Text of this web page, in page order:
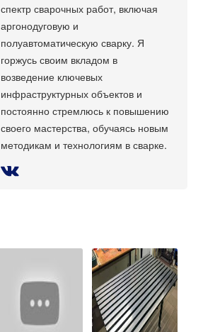
спектр сварочных работ, включая
аргонодуговую и
полуавтоматическую сварку. Я
горжусь своим вкладом в
возведение ключевых
инфраструктурных объектов и
постоянно стремлюсь к повышению
своего мастерства, обучаясь новым
методикам и технологиям в сварке.